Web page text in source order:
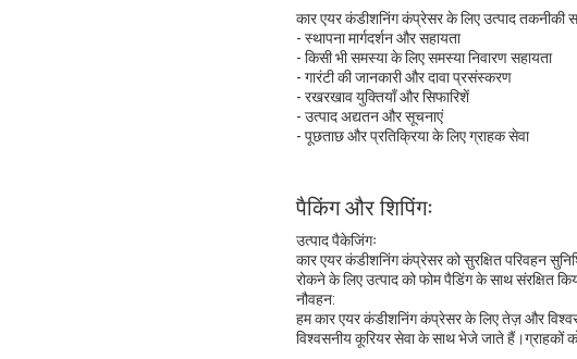
कार एयर कंडीशनिंग कंप्रेसर के लिए उत्पाद तकनीकी
- स्थापना मार्गदर्शन और सहायता
- किसी भी समस्या के लिए समस्या निवारण सहायता
- गारंटी की जानकारी और दावा प्रसंस्करण
- रखरखाव युक्तियाँ और सिफारिशें
- उत्पाद अद्यतन और सूचनाएं
- पूछताछ और प्रतिक्रिया के लिए ग्राहक सेवा
पैकिंग और शिपिंगः
उत्पाद पैकेजिंगः
कार एयर कंडीशनिंग कंप्रेसर को सुरक्षित परिवहन
रोकने के लिए उत्पाद को फोम पैडिंग के साथ संरक्षित
नौवहन:
हम कार एयर कंडीशनिंग कंप्रेसर के लिए तेज़ और
विश्वसनीय कूरियर सेवा के साथ भेजे जाते हैं।ग्राहकों